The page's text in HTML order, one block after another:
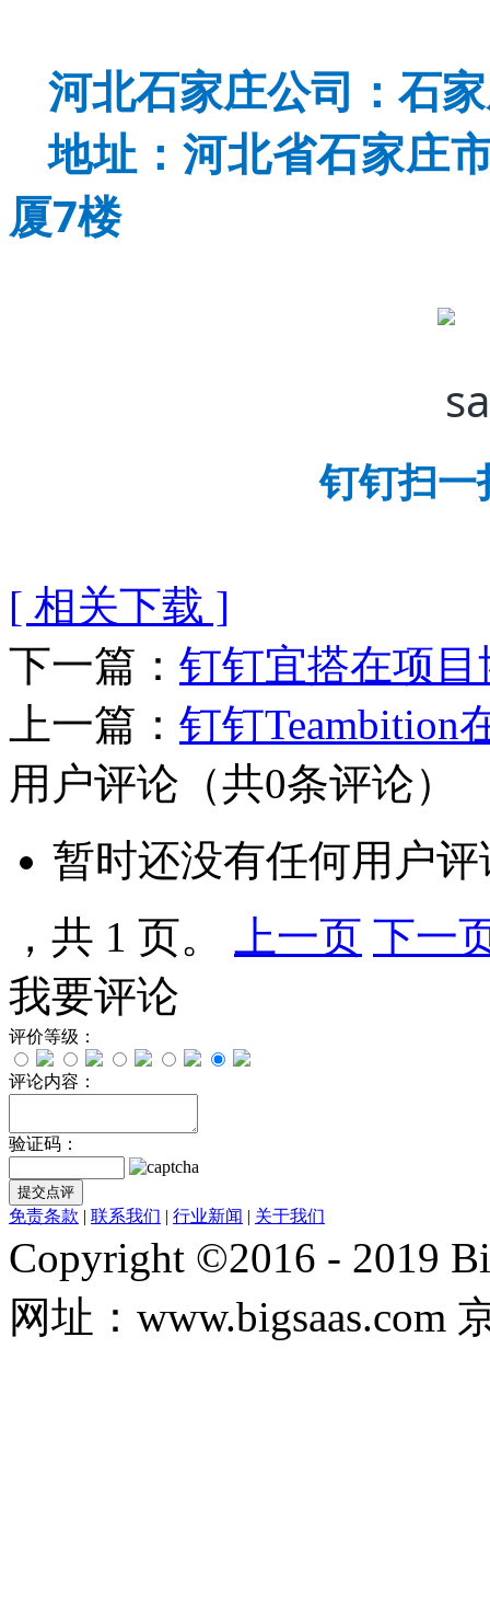
河北石家庄公司：石
地址：河北省石家庄
厦7楼
钉钉扫一
[ 相关下载 ]
下一篇： 钉钉宜搭在项
上一篇： 钉钉Teambition
用户评论 （共0条评论）
暂时还没有任何用户评
，共 1 页。
上一页 下一
我要评论
评价等级：
评论内容：
验证码：
免责条款 | 联系我们 | 行业新闻 | 关于我们
Copyright ©2016 - 2019
网址：www.bigsaas.com